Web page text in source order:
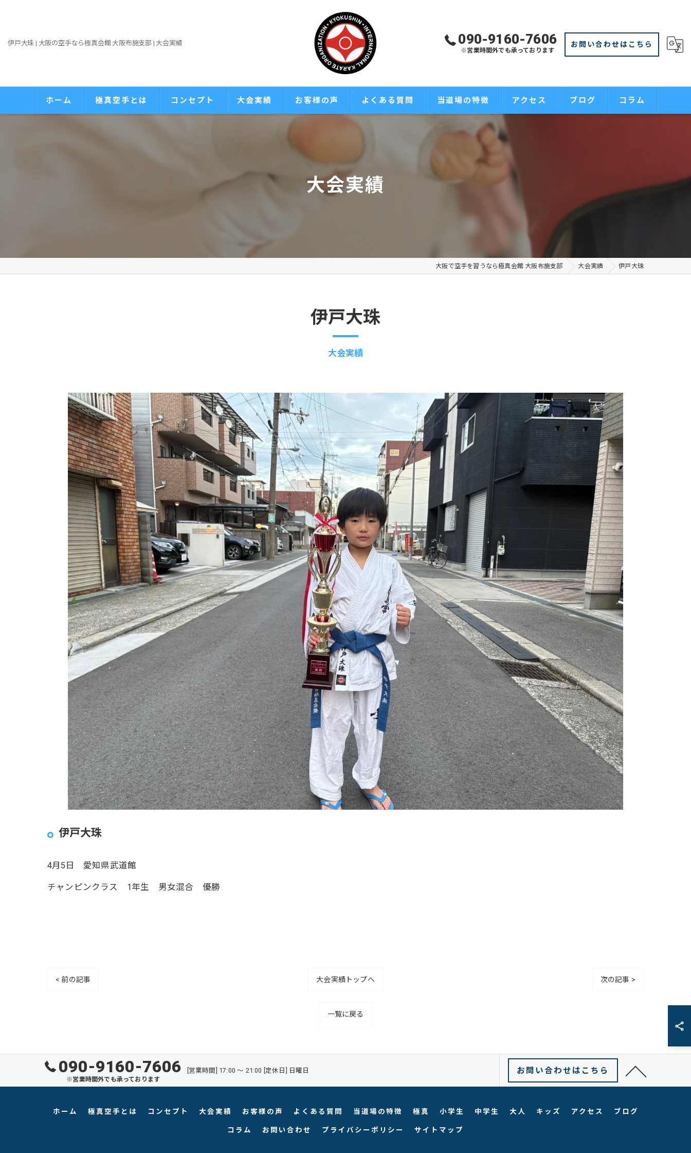
伊戸大珠 | 大阪の空手なら極真会館 大阪布施支部 | 大会実績 090-9160-7606
※営業時間外でも承っております
お問い合わせはこちら
ホーム 極真空手とは コンセプト 大会実績 お客様の声 よくある質問 当道場の特徴
中学生
アクセス ブログ コラム
大会実績
大阪で空手を習うなら極真会館 大阪布施支部 大会実績 伊戸大珠
大会実績
伊戸大珠
伊戸大珠
4月5日 愛知県武道館
チャンピンクラス 1年生 男女混合 優勝
< 前の記事 大会実績トップへ 次の記事 >
一覧に戻る
090-9160-7606
※営業時間外でも承っております
[営業時間] 17:00 〜 21:00 [定休日] 日曜日 お問い合わせはこちら
ホーム 極真空手とは コンセプト 大会実績 お客様の声 よくある質問 当道場の特徴 極真 小学生 中学生 大人 キッズ アクセス ブログ
コラム お問い合わせ プライバシーポリシー サイトマップ